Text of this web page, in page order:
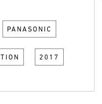
PANASONIC
2017